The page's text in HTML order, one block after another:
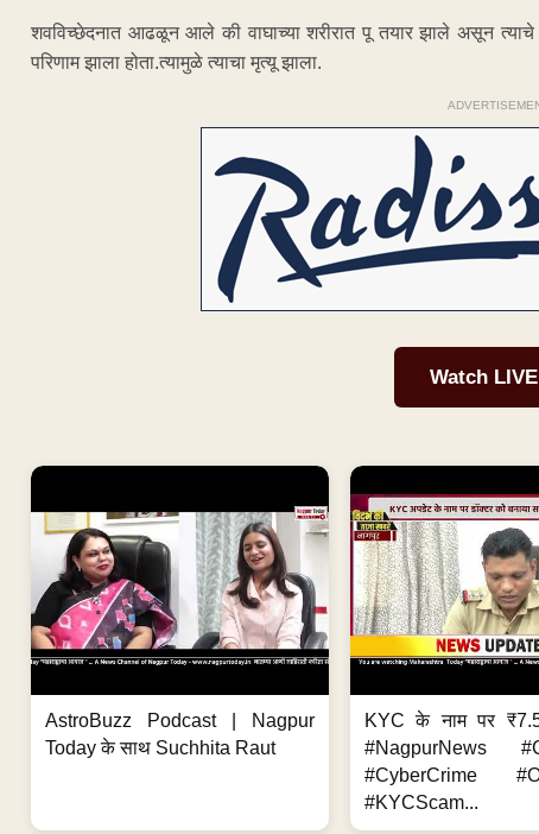
शवविच्छेदनात आढळून आले की वाघाच्या शरीरात पू तयार झाले असून त्याचे
परिणाम झाला होता.त्यामुळे त्याचा मृत्यू झाला.
Watch
AstroBuzz Podcast | Nagpur
Today के साथ Suchhita Raut
KYC के नाम पर
#NagpurNews
#CyberCrime
#KYCScam...